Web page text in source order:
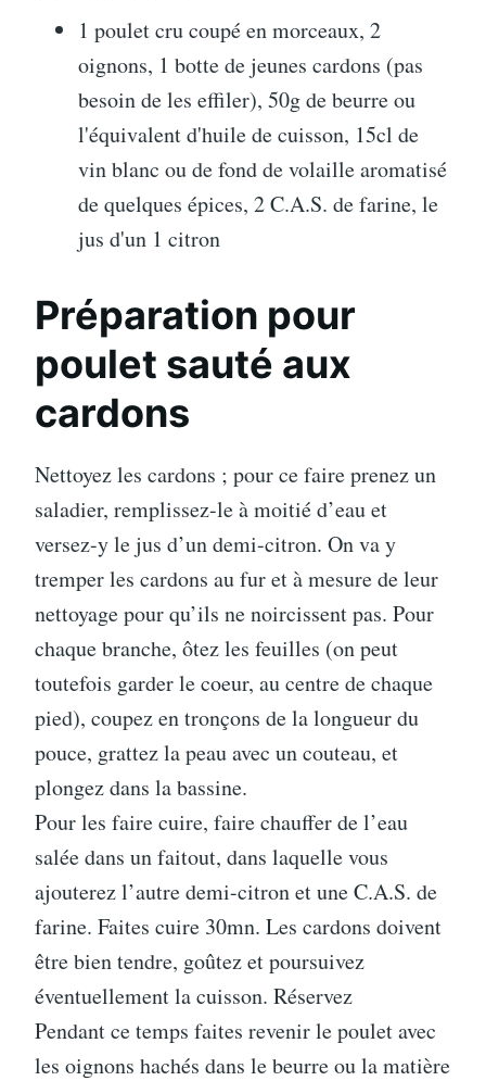
1 poulet cru coupé en morceaux, 2
oignons, 1 botte de jeunes cardons (pas
besoin de les effiler), 50g de beurre ou
l'équivalent d'huile de cuisson, 15cl de
vin blanc ou de fond de volaille aromatisé
de quelques épices, 2 C.A.S. de farine, le
jus d'un 1 citron
Préparation pour
poulet sauté aux
cardons
Nettoyez les cardons ; pour ce faire prenez un
saladier, remplissez-le à moitié d’eau et
versez-y le jus d’un demi-citron. On va y
tremper les cardons au fur et à mesure de leur
nettoyage pour qu’ils ne noircissent pas. Pour
chaque branche, ôtez les feuilles (on peut
toutefois garder le coeur, au centre de chaque
pied), coupez en tronçons de la longueur du
pouce, grattez la peau avec un couteau, et
plongez dans la bassine.
Pour les faire cuire, faire chauffer de l’eau
salée dans un faitout, dans laquelle vous
ajouterez l’autre demi-citron et une C.A.S. de
farine. Faites cuire 30mn. Les cardons doivent
être bien tendre, goûtez et poursuivez
éventuellement la cuisson. Réservez
Pendant ce temps faites revenir le poulet avec
les oignons hachés dans le beurre ou la matière